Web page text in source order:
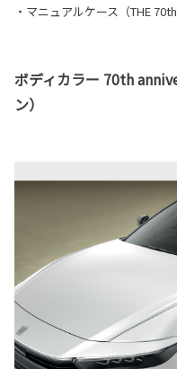
・マニュアルケース（THE 70th
ボディカラー 70th
ン）